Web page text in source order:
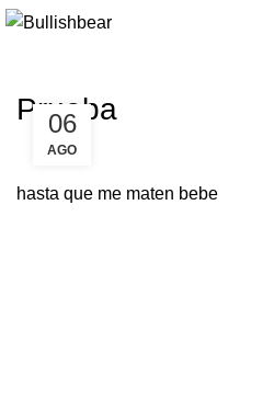
Prueba
06
AGO
hasta que me maten bebe